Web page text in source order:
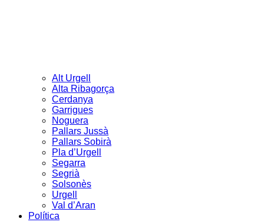
Alt Urgell
Alta Ribagorça
Cerdanya
Garrigues
Noguera
Pallars Jussà
Pallars Sobirà
Pla d’Urgell
Segarra
Segrià
Solsonès
Urgell
Val d’Aran
Política